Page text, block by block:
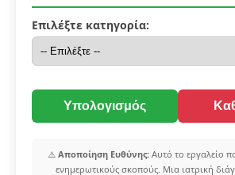
Επιλέξτε κατηγορία:
Υπολογισμός
⚠️ Αποποίηση Ευθύνης: Αυτό το εργαλείο
ενημερωτικούς σκοπούς. Μια ιατρική